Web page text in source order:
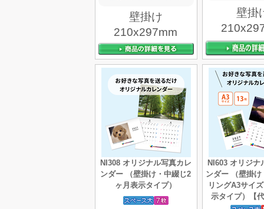
壁掛け
210x297mm
壁掛
NI308 オリジナル写真カレ
ンダー （壁掛け・中綴じ2
ヶ月表示タイプ）
NI603 オリジナ
ンダー （壁掛
リングA3サイ
示タイプ）【